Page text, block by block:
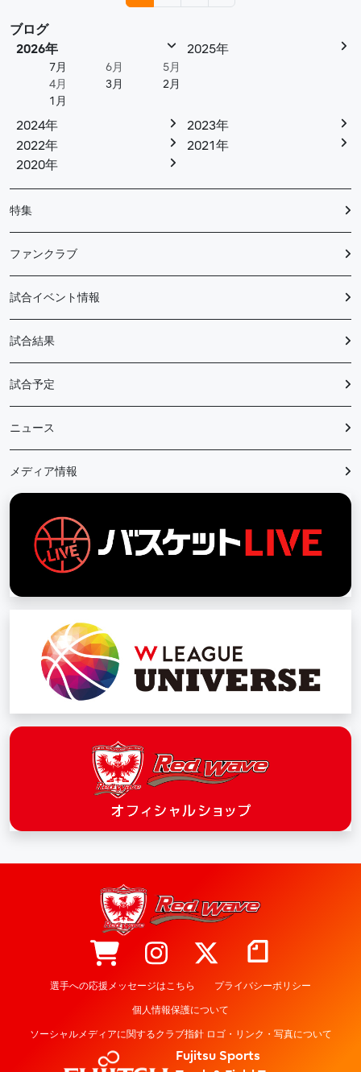
ブログ
2026年
7月 6月
5月
4月
3月
2月
1月
2025年
2024年
2023年
2022年
2021年
2020年
特集
ファンクラブ
試合イベント情報
試合結果
試合予定
ニュース
メディア情報
選手への応援メッセージはこちら プライバシーポリシー
個人情報保護について
ソーシャルメディアに関するクラブ指針 ロゴ・リンク・写真について
Fujitsu Sports